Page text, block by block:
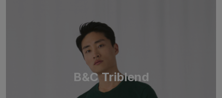
B&C Triblend